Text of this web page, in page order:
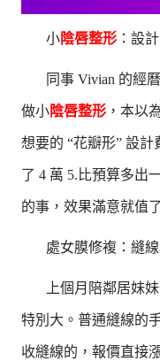
小陰唇整形 ：設
同事 Vivian 的經
做小陰唇整形 ，本以
想要的 “花瓣形” 設
了 4 萬 5.比預算多出
的事，效果滿意就值
處女膜修複：縫
上個月陪鄰居妹
特別大。普通縫線的
收縫線的，報價直接